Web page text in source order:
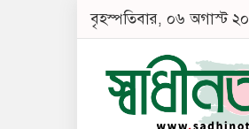
বৃহস্পতিবার, ০৬ অগাস্ট